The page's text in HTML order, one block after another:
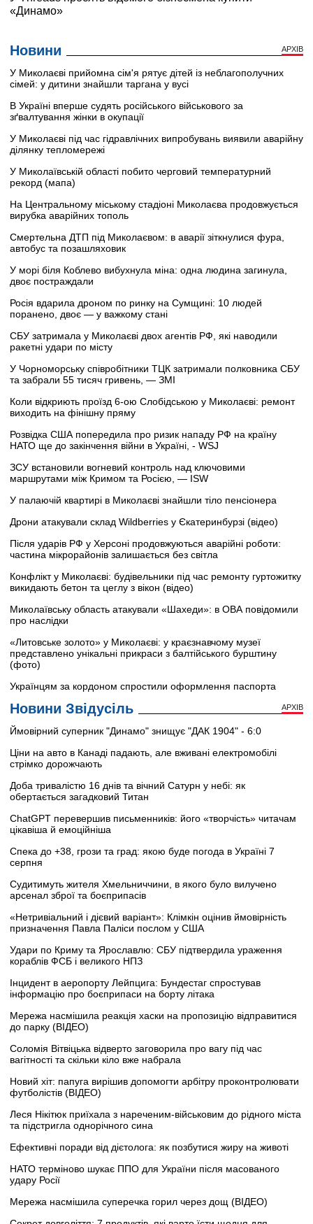
Новини АРХІВ
У Миколаєві прийомна сім'я рятує дітей із неблагополучних
сімей: у дитини знайшли таргана у вусі
В Україні вперше судять російського військового за
зґвалтування жінки в окупації
У Миколаєві під час гідравлічних випробувань виявили аварійну
ділянку тепломережі
У Миколаївській області побито черговий температурний
рекорд (мапа)
На Центральному міському стадіоні Миколаєва продовжується
вирубка аварійних тополь
Смертельна ДТП під Миколаєвом: в аварії зіткнулися фура,
автобус та позашляховик
У морі біля Коблево вибухнула міна: одна людина загинула,
двоє постраждали
Росія вдарила дроном по ринку на Сумщині: 10 людей
поранено, двоє — у важкому стані
СБУ затримала у Миколаєві двох агентів РФ, які наводили
ракетні удари по місту
У Чорноморську співробітники ТЦК затримали полковника СБУ
та забрали 55 тисяч гривень, — ЗМІ
Коли відкриють проїзд 6-ою Слобідською у Миколаєві: ремонт
виходить на фінішну пряму
Розвідка США попередила про ризик нападу РФ на країну
НАТО ще до закінчення війни в Україні, - WSJ
ЗСУ встановили вогневий контроль над ключовими
маршрутами між Кримом та Росією, — ISW
У палаючій квартирі в Миколаєві знайшли тіло пенсіонера
Дрони атакували склад Wildberries у Єкатеринбурзі (відео)
Після ударів РФ у Херсоні продовжуються аварійні роботи:
частина мікрорайонів залишається без світла
Конфлікт у Миколаєві: будівельники під час ремонту гуртожитку
викидають бетон та цеглу з вікон (відео)
Миколаївську область атакували «Шахеди»: в ОВА повідомили
про наслідки
«Литовське золото» у Миколаєві: у краєзнавчому музеї
представлено унікальні прикраси з балтійського бурштину
(фото)
Українцям за кордоном спростили оформлення паспорта
Новини Звідусіль АРХІВ
Ймовірний суперник "Динамо" знищує "ДАК 1904" - 6:0
Ціни на авто в Канаді падають, але вживані електромобілі
стрімко дорожчають
Доба тривалістю 16 днів та вічний Сатурн у небі: як
обертається загадковий Титан
ChatGPT перевершив письменників: його «творчість» читачам
цікавіша й емоційніша
Спека до +38, грози та град: якою буде погода в Україні 7
серпня
Судитимуть жителя Хмельниччини, в якого було вилучено
арсенал зброї та боєприпасів
«Нетривіальний і дієвий варіант»: Клімкін оцінив ймовірність
призначення Павла Паліси послом у США
Удари по Криму та Ярославлю: СБУ підтвердила ураження
кораблів ФСБ і великого НПЗ
Інцидент в аеропорту Лейпцига: Бундестаг спростував
інформацію про боєприпаси на борту літака
Мережа насмішила реакція хаски на пропозицію відправитися
до парку (ВІДЕО)
Соломія Вітвіцька відверто заговорила про вагу під час
вагітності та скільки кіло вже набрала
Новий хіт: папуга вирішив допомогти арбітру проконтролювати
футболістів (ВІДЕО)
Леся Нікітюк приїхала з нареченим-військовим до рідного міста
та підстригла однорічного сина
Ефективні поради від дієтолога: як позбутися жиру на животі
НАТО терміново шукає ППО для України після масованого
удару Росії
Мережа насмішила суперечка горил через дощ (ВІДЕО)